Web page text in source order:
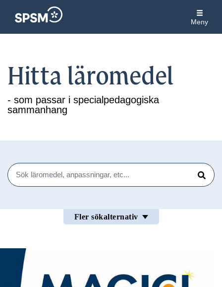
Meny
Hitta läromedel
- som passar i specialpedagogiska
sammanhang
Sök
Sök
Fler sökalternativ